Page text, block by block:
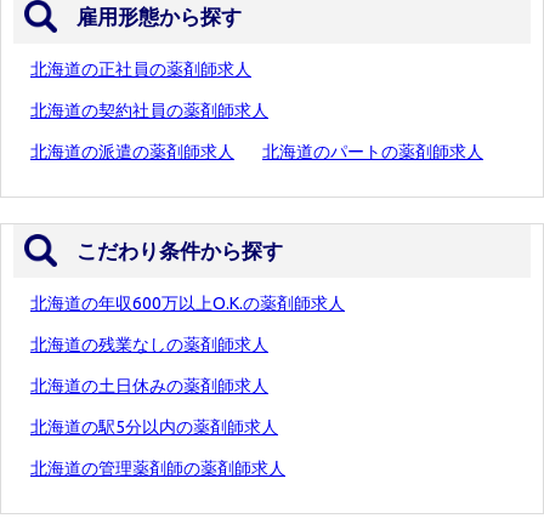
雇用形態から探す
北海道の正社員の薬剤師求人
北海道の契約社員の薬剤師求人
北海道の派遣の薬剤師求人 北海道のパートの薬剤師求人
こだわり条件から探す
北海道の年収600万以上O.K.の薬剤師求人
北海道の残業なしの薬剤師求人
北海道の土日休みの薬剤師求人
北海道の駅5分以内の薬剤師求人
北海道の管理薬剤師の薬剤師求人